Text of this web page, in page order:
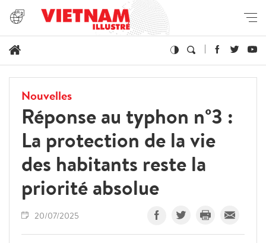
Nouvelles
Réponse au typhon n°3 :
La protection de la vie
des habitants reste la
priorité absolue
20/07/2025